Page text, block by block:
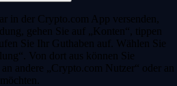
in der Crypto.com App versenden,
gehen Sie auf „Konten“, tippen
Sie Ihr Guthaben auf. Wählen Sie
Von dort aus können Sie
andere „Crypto.com Nutzer“ oder an